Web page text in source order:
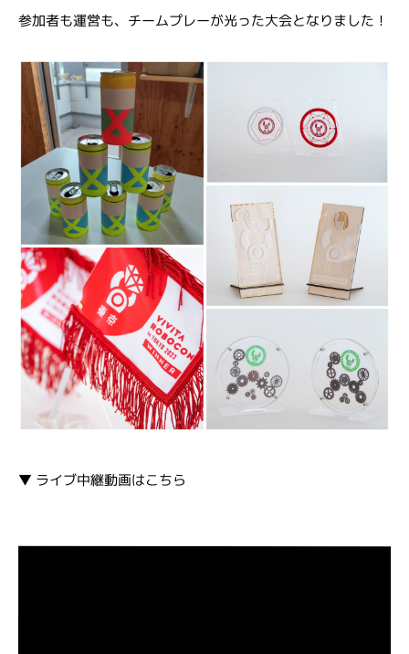
参加者も運営も、チームプレーが光った大会となりました！
▼ ライブ中継動画はこちら